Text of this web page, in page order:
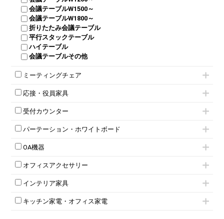
ボタン錠ロッカー
ダイヤル錠ロッカー
シューズロッカー・下駄箱
ワードローブ・クローゼット
ロッカーその他
会議テーブルW1500～
会議テーブルW1800～
折りたたみ会議テーブル
平行スタックテーブル
ハイテーブル
会議テーブルその他
ミーティングチェア
キャスター付きミーティングチェア
スタッキングミーティングチェア
テーブル付きミーティングチェア
折りたたみミーティングチェア
ハイチェア
ミーティングチェアその他
応接・役員家具
応接セット
応接ソファ
応接チェア
応接・役員家具その他
受付カウンター
ハイカウンター
ローカウンター
ラウンジカウンター
パーテーション・ホワイトボード
パーテーション
自立タイプパーテーション
パーテーションその他
壁掛けホワイトボード
ホワイトボードその他
OA機器
電話機（ビジネスフォン）
シュレッダー
スクリーン
オフィスアクセサリー
チェア用台車
演台・講演台・演説台
防音パネル
インテリア家具
モールドチェア
ダイニングチェア
キッチン家電・オフィス家電